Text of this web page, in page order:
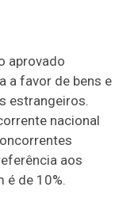
aprovado
a favor de bens e
estrangeiros.
nacional
aos
é de 10%.